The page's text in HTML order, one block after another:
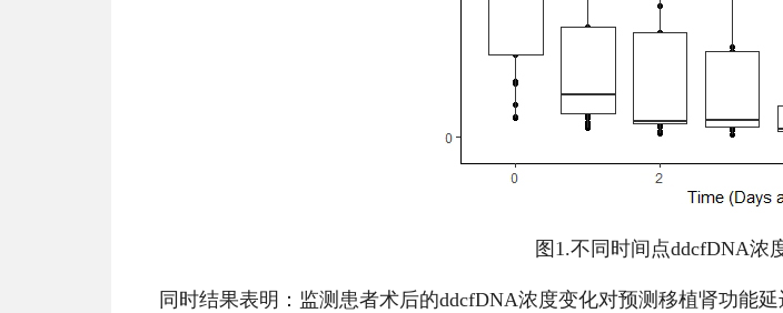
图1.不同时间点ddcfDNA浓
同时结果表明：监测患者术后的ddcfDNA浓度变化对预测移植肾功能